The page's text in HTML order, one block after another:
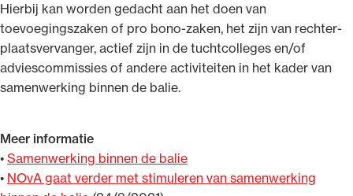
Hierbij kan worden gedacht aan het doen van
toevoegingszaken of pro bono-zaken, het zijn van rechter-
plaatsvervanger, actief zijn in de tuchtcolleges en/of
adviescommissies of andere activiteiten in het kader van
samenwerking binnen de balie.
Meer informatie
• Samenwerking binnen de balie
• NOvA gaat verder met stimuleren van samenwerking